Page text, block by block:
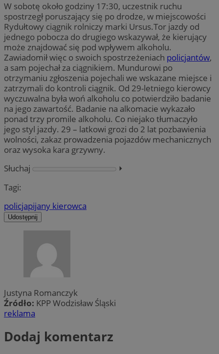
W sobotę około godziny 17:30, uczestnik ruchu
spostrzegł poruszający się po drodze, w miejscowości
Rydułtowy ciągnik rolniczy marki Ursus.Tor jazdy od
jednego pobocza do drugiego wskazywał, że kierujący
może znajdować się pod wpływem alkoholu.
Zawiadomił więc o swoich spostrzeżeniach policjantów,
a sam pojechał za ciągnikiem. Mundurowi po
otrzymaniu zgłoszenia pojechali we wskazane miejsce i
zatrzymali do kontroli ciągnik. Od 29-letniego kierowcy
wyczuwalna była woń alkoholu co potwierdziło badanie
na jego zawartość. Badanie na alkomacie wykazało
ponad trzy promile alkoholu. Co niejako tłumaczyło
jego styl jazdy. 29 – latkowi grozi do 2 lat pozbawienia
wolności, zakaz prowadzenia pojazdów mechanicznych
oraz wysoka kara grzywny.
Słuchaj
⏵︎
Tagi:
policjapijany kierowca
Udostępnij
Justyna Romanczyk
Źródło: KPP Wodzisław Śląski
reklama
Dodaj komentarz